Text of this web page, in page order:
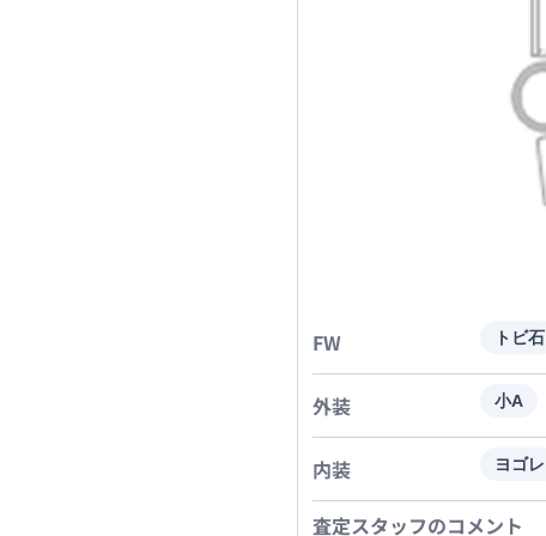
FW トビ石
外装 小A
内装 ヨゴレ
査定スタッフのコメント